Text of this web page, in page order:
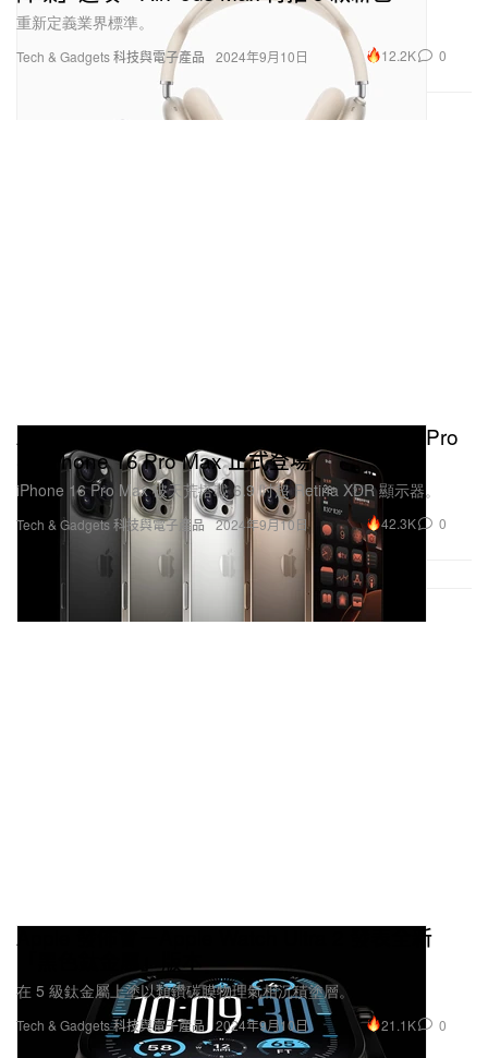
Tech & Gadgets 科技與電子產品
重新定義業界標準。
2024年9月10日 12.2K 0
Tech & Gadgets 科技與電子產品
Apple 發佈會－歷來最大顯示器！iPhone 16 Pro
與 iPhone 16 Pro Max 正式登場
iPhone 16 Pro Max 破天荒搭載 6.9 吋超 Retina XDR 顯示器。
2024年9月10日 42.3K 0
Tech & Gadgets 科技與電子產品
Apple 發佈會－Apple Watch Ultra 2 發表全新
「黑色鈦金屬」版本
在 5 級鈦金屬上塗以類鑽碳膜物理氣相沉積塗層。
2024年9月10日 21.1K 0